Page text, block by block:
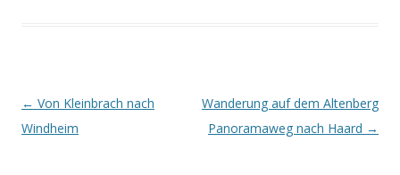
Beitrags-
Navigation
← Von Kleinbrach nach
Windheim
Wanderung auf dem Altenberg
Panoramaweg nach Haard →